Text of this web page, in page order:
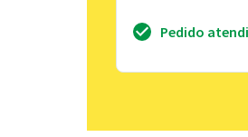
Pedido